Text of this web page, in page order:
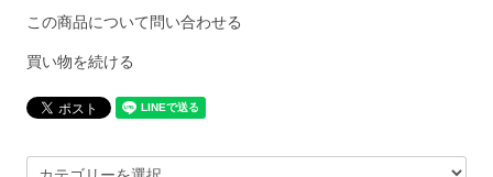
この商品について問い合わせる
買い物を続ける